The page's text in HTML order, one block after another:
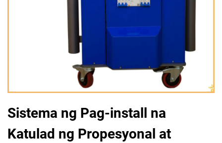
Sistema ng Pag-install na
Katulad ng Propesyonal at